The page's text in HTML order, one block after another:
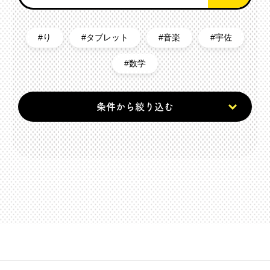
り タブレット 音楽 宇佐
数学
条件から絞り込む